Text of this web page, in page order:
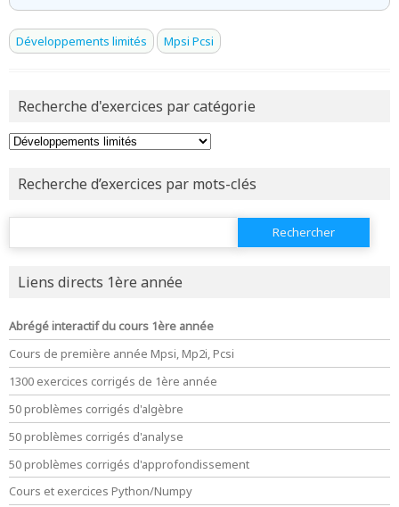
Développements limités Mpsi Pcsi
Recherche d'exercices par catégorie
Recherche d’exercices par mots-clés
Rechercher :
Liens directs 1ère année
Abrégé interactif du cours 1ère année
Cours de première année Mpsi, Mp2i, Pcsi
1300 exercices corrigés de 1ère année
50 problèmes corrigés d'algèbre
50 problèmes corrigés d'analyse
50 problèmes corrigés d'approfondissement
Cours et exercices Python/Numpy